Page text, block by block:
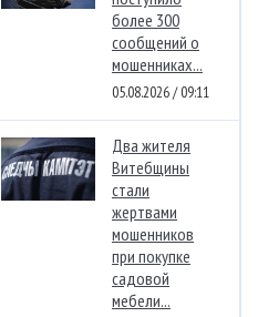
более 300
сообщений о
мошенниках...
05.08.2026 / 09:11
Два жителя
Витебщины
стали
жертвами
мошенников
при покупке
садовой
мебели...